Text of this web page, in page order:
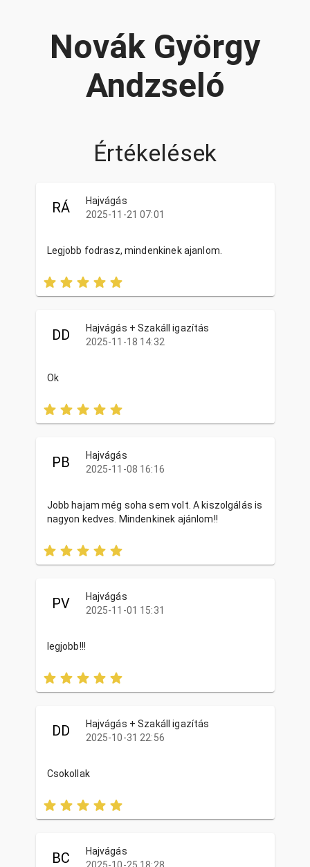
Novák György
Andzseló
Értékelések
RÁ
Hajvágás
2025-11-21 07:01
Legjobb fodrasz, mindenkinek ajanlom.
DD
Hajvágás + Szakáll igazítás
2025-11-18 14:32
Ok
PB
Hajvágás
2025-11-08 16:16
Jobb hajam még soha sem volt. A kiszolgálás is
nagyon kedves. Mindenkinek ajánlom!!
PV
Hajvágás
2025-11-01 15:31
legjobb!!!
DD
Hajvágás + Szakáll igazítás
2025-10-31 22:56
Csokollak
BC
Hajvágás
2025-10-25 18:28